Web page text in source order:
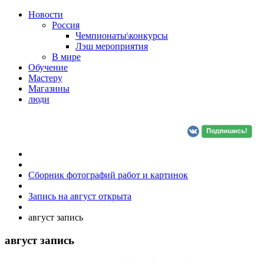
Новости
Россия
Чемпионаты\конкурсы
Лэш мероприятия
В мире
Обучение
Мастеру
Магазины
люди
Сборник фотографий работ и картинок
Запись на август открыта
август запись
август запись